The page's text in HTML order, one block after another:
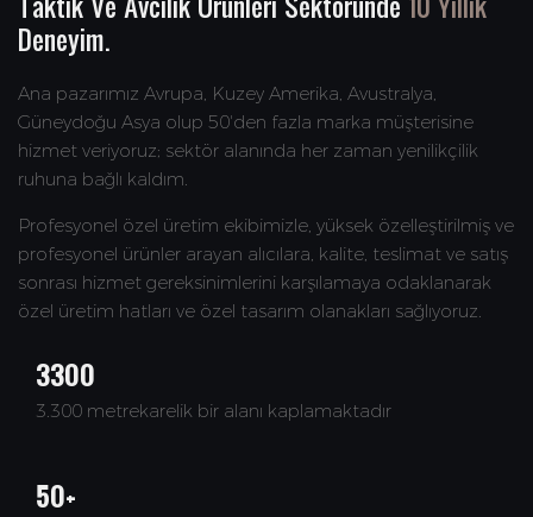
Deneyim.
Ana pazarımız Avrupa, Kuzey Amerika, Avustralya,
Güneydoğu Asya olup 50'den fazla marka müşterisine
hizmet veriyoruz; sektör alanında her zaman yenilikçilik
ruhuna bağlı kaldım.
Profesyonel özel üretim ekibimizle, yüksek özelleştirilmiş ve
profesyonel ürünler arayan alıcılara, kalite, teslimat ve satış
sonrası hizmet gereksinimlerini karşılamaya odaklanarak
özel üretim hatları ve özel tasarım olanakları sağlıyoruz.
3300
3.300 metrekarelik bir alanı kaplamaktadır
50+